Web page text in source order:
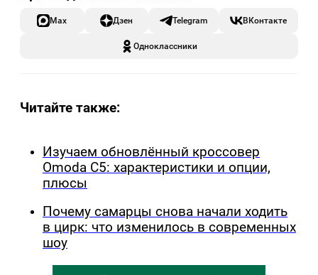
Max Дзен Telegram ВКонтакте
Одноклассники
Читайте также:
Изучаем обновлённый кроссовер
Omoda C5: характеристики и опции,
плюсы
Почему самарцы снова начали ходить
в цирк: что изменилось в современных
шоу